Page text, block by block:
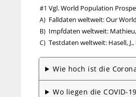
Vgl. World Population
Falldaten weltweit:Our
Impfdaten weltweit: Mathieu,
Testdaten weltweit: Hasell,
Wie hoch ist die
Wo liegen die COVID-